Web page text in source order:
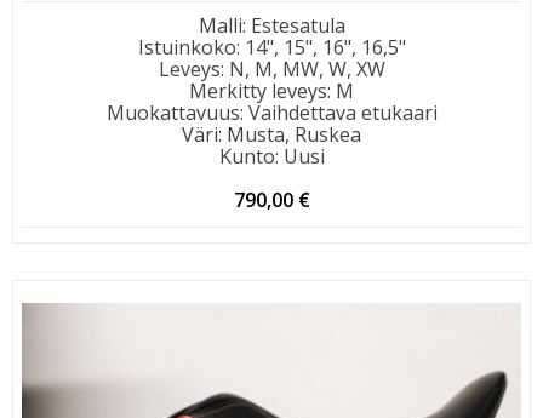
Malli: Estesatula
Istuinkoko: 14", 15", 16", 16,5"
Leveys: N, M, MW, W, XW
Merkitty leveys: M
Muokattavuus: Vaihdettava etukaari
Väri: Musta, Ruskea
Kunto: Uusi
790,00 €